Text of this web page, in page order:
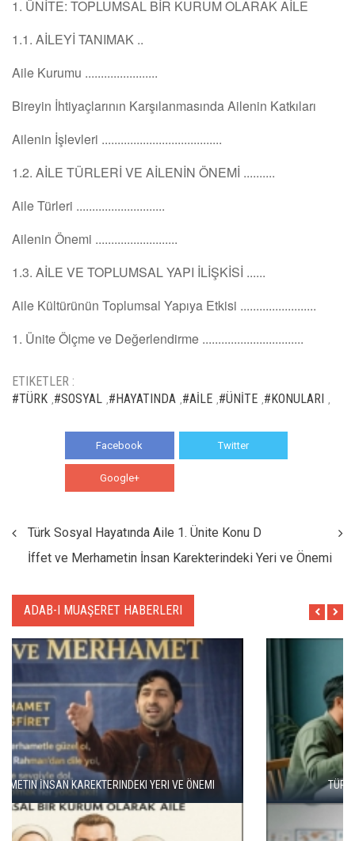
1. ÜNİTE: TOPLUMSAL BİR KURUM OLARAK AİLE
1.1. AİLEYİ TANIMAK ..
Aile Kurumu .......................
Bireyin İhtiyaçlarının Karşılanmasında Ailenin Katkıları
Ailenin İşlevleri ......................................
1.2. AİLE TÜRLERİ VE AİLENİN ÖNEMİ ..........
Aile Türleri ............................
Ailenin Önemi ..........................
1.3. AİLE VE TOPLUMSAL YAPI İLİŞKİSİ ......
Aile Kültürünün Toplumsal Yapıya Etkisi ........................
1. Ünite Ölçme ve Değerlendirme ................................
ETIKETLER :
#TÜRK ,#SOSYAL ,#HAYATINDA ,#AİLE ,#ÜNİTE ,#KONULARI ,
Facebook Twitter
Google+
Türk Sosyal Hayatında Aile 1. Ünite Konu D
İffet ve Merhametin İnsan Karekterindeki Yeri ve Önemi
ADAB-I MUAŞERET HABERLERI
TÜRK SOSYAL HAYATINDA AILE 1. ÜNITE KONU B